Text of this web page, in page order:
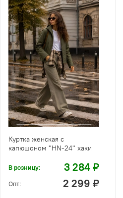
Куртка женская с
капюшоном "HN-24" хаки
В розницу: 3 284 ₽
Опт: 2 299 ₽